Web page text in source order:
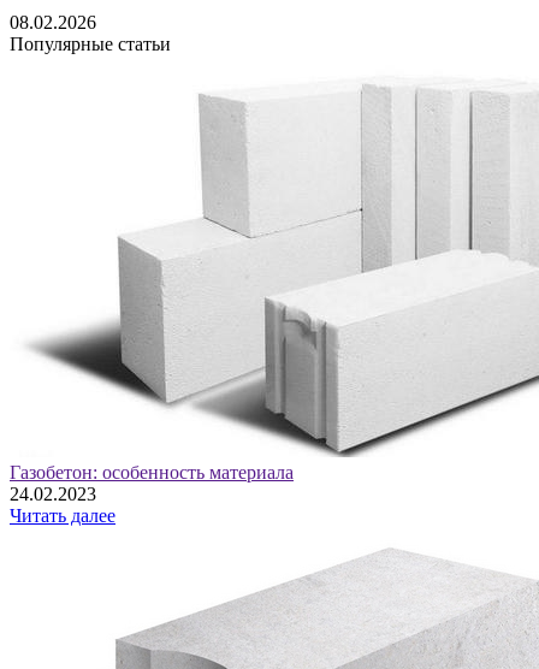
08.02.2026
Популярные статьи
Газобетон: особенность материала
24.02.2023
Читать далее